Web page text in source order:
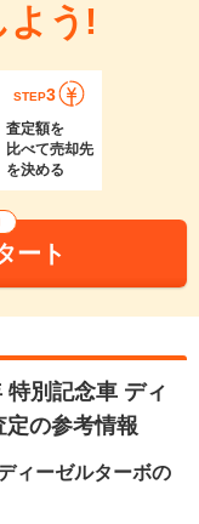
よう!
STEP3
査定額を
比べて売却先
を決める
ート
別記念車 ディ
の参考情報
ィーゼルターボの